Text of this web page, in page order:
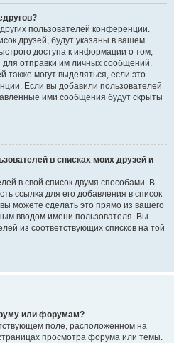
пользователей конференции.
друзей, будут указаны в вашем
доступа к информации о том,
для отправки им личных сообщений.
также могут выделяться, если это
Если вы добавили пользователей
ими сообщения будут скрыты
в списках моих друзей и
в свой список двумя способами. В
ссылка для его добавления в список
можете сделать это прямо из вашего
вводом имени пользователя. Вы
из соответствующих списков на той
или форумам?
поле, расположенном на
просмотра форума или темы.